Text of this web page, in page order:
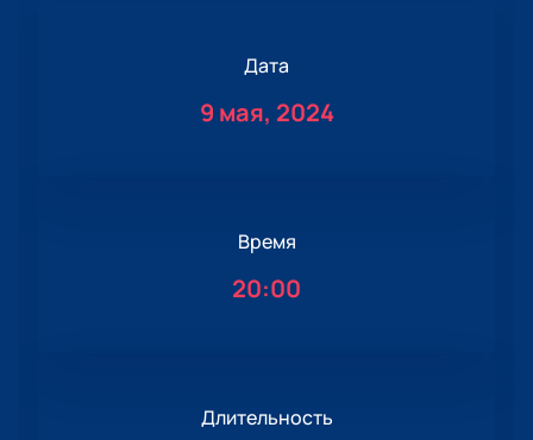
Дата
9 мая, 2024
Время
20:00
Длительность